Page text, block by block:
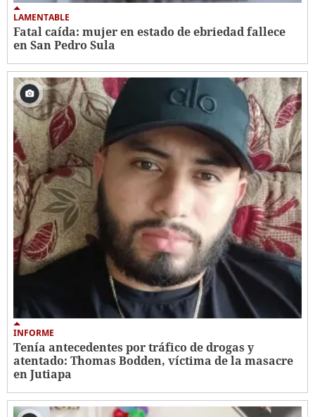
LAMENTABLE
Fatal caída: mujer en estado de ebriedad fallece
en San Pedro Sula
INFORME
Tenía antecedentes por tráfico de drogas y
atentado: Thomas Bodden, víctima de la masacre
en Jutiapa